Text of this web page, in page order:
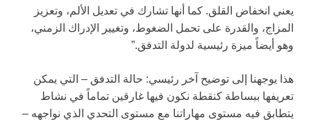
يعني انخفاض القلق. كما أنها تشارك في تعديل الألم، وتعزيز
المزاج، والقدرة على تحمل الضغوط، وتغيير الإدراك الزمني،
وهو أيضاً ميزة رئيسية لدولة التدفق.”
هذا يوجهنا إلى توضيح آخر رئيسي: حالة التدفق – التي يمكن
تعريفها ببساطة كنقطة نكون فيها غارقين تماماً في نشاط
يتطابق فيه مستوى مهاراتنا مع مستوى التحدي الذي نواجهه –